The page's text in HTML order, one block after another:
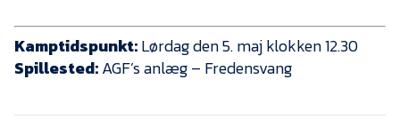
Kamptidspunkt:Lørdag den 5. maj klokken 12.30
Spillested:AGF’s anlæg – Fredensvang